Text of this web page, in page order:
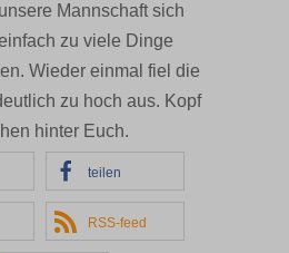
Mannschaft sich
zu viele Dinge
Wieder einmal fiel die
zu hoch aus. Kopf
hinter Euch.
teilen
RSS-feed